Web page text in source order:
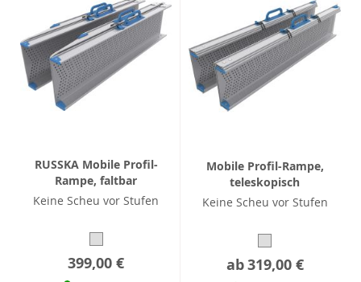
RUSSKA Mobile Profil-
Rampe, faltbar
Keine Scheu vor Stufen
399,00 €
Mobile Profil-Rampe,
teleskopisch
Keine Scheu vor Stufen
ab319,00 €